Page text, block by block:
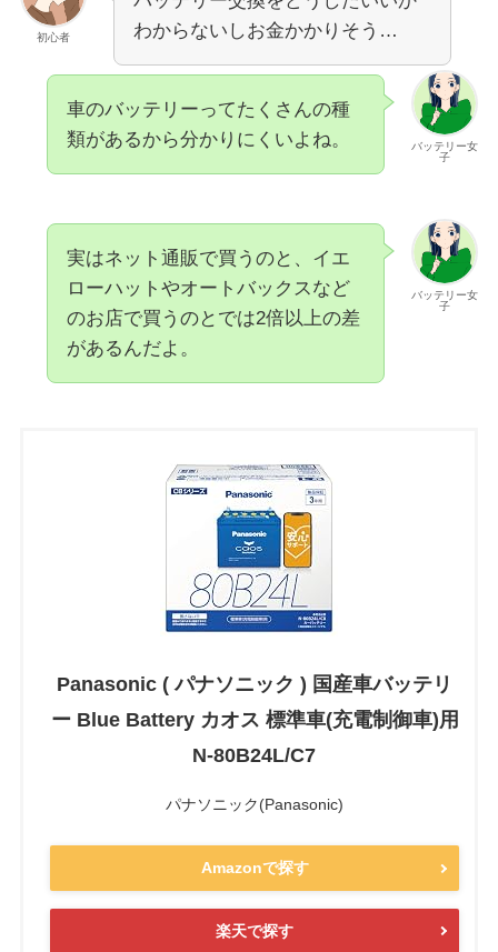
初心者
わからないしお金かかりそう…
バッテリー女
子
車のバッテリーってたくさんの種
類があるから分かりにくいよね。
バッテリー女
子
実はネット通販で買うのと、イエ
ローハットやオートバックスなど
のお店で買うのとでは2倍以上の差
があるんだよ。
Panasonic ( パナソニック ) 国産車バッテリ
ー Blue Battery カオス 標準車(充電制御車)用
N-80B24L/C7
パナソニック(Panasonic)
Amazonで探す
楽天で探す